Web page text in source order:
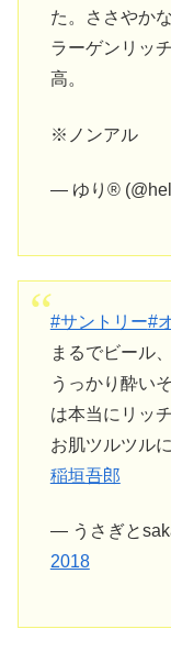
た。ささやか
ラーゲンリッ
高。
※ノンアル
— ゆり®︎
#サントリー#
まるでビール、
うっかり酔い
は本当にリッ
お肌ツルツル
稲垣吾郎
— うさぎと
2018